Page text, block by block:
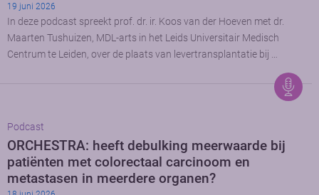
19 juni 2026
In deze podcast spreekt prof. dr. ir. Koos van der Hoeven met dr.
Maarten Tushuizen, MDL-arts in het Leids Universitair Medisch
Centrum te Leiden, over de plaats van levertransplantatie bij …
Podcast
ORCHESTRA: heeft debulking meerwaarde bij
patiënten met colorectaal carcinoom en
metastasen in meerdere organen?